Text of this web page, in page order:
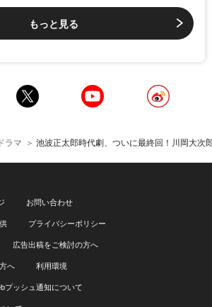
もっと見る
ドラマ 池波正太郎時代劇、ついに最終回！川岡大次郎「小十郎はダメな男。でもそんな男が『夢中』になった
お問い合わせ
プライバシーポリシー
広告出稿をご検討の方へ
へ
利用環境
プッシュ通知について